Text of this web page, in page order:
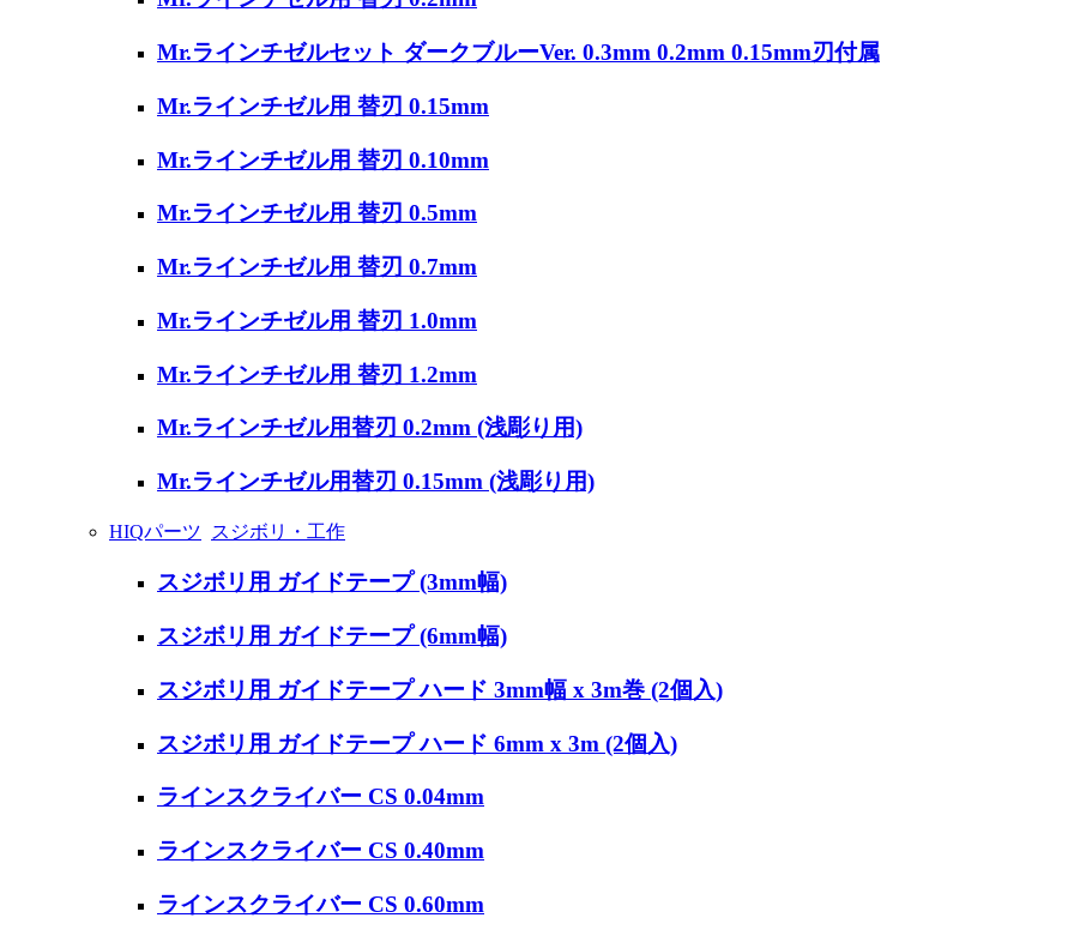
Mr.ラインチゼルセット ダークブルーVer. 0.3mm 0.2mm 0.15mm刃付属
Mr.ラインチゼル用 替刃 0.15mm
Mr.ラインチゼル用 替刃 0.10mm
Mr.ラインチゼル用 替刃 0.5mm
Mr.ラインチゼル用 替刃 0.7mm
Mr.ラインチゼル用 替刃 1.0mm
Mr.ラインチゼル用 替刃 1.2mm
Mr.ラインチゼル用替刃 0.2mm (浅彫り用)
Mr.ラインチゼル用替刃 0.15mm (浅彫り用)
HIQパーツ スジボリ・工作
スジボリ用 ガイドテープ (3mm幅)
スジボリ用 ガイドテープ (6mm幅)
スジボリ用 ガイドテープ ハード 3mm幅 x 3m巻 (2個入)
スジボリ用 ガイドテープ ハード 6mm x 3m (2個入)
ラインスクライバー CS 0.04mm
ラインスクライバー CS 0.40mm
ラインスクライバー CS 0.60mm